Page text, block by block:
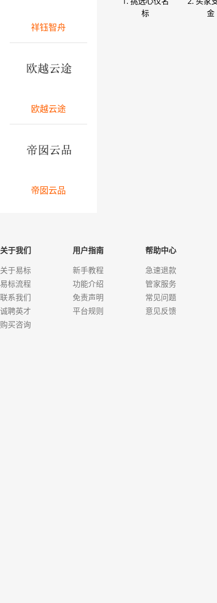
标
金
祥钰智舟
欧越云途
帝囡云品
关于我们
关于易标
易标流程
联系我们
诚聘英才
购买咨询
用户指南
新手教程
功能介绍
免责声明
平台规则
帮助中心
急速退款
管家服务
常见问题
意见反馈